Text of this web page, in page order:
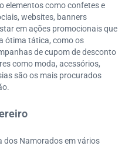
elementos como confetes e
websites, banners
em ações promocionais que
ótima tática, como os
de cupom de desconto
como moda, acessórios,
são os mais procurados
dos Namorados em vários